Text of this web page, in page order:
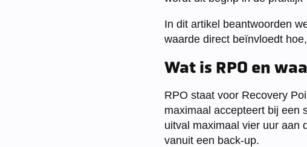
In dit artikel beantwoorden
waarde direct beïnvloedt
Wat is RPO en
RPO staat voor Recovery
maximaal accepteert bij een
uitval maximaal vier uur aan
vanuit een back-up.